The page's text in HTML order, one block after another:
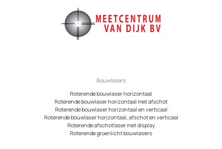
Bouwlasers
Roterende bouwlaser horizontaal
Roterende bouwlaser horizontaal met afschot
Roterende bouwlaser horizontaal en verticaal
Roterende bouwlaser horizontaal, afschot en verticaal
Roterende afschotlaser met display
Roterende groenlicht bouwlasers